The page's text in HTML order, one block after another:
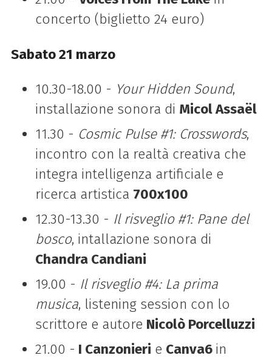
concerto (biglietto 24 euro)
Sabato 21 marzo
10.30-18.00 - Your Hidden Sound,
installazione sonora di Micol Assaël
11.30 - Cosmic Pulse #1: Crosswords,
incontro con la realtà creativa che
integra intelligenza artificiale e
ricerca artistica 700x100
12.30-13.30 - Il risveglio #1: Pane del
bosco, intallazione sonora di
Chandra Candiani
19.00 - Il risveglio #4: La prima
musica, listening session con lo
scrittore e autore Nicolò Porcelluzzi
21.00 - I Canzonieri e Canva6 in